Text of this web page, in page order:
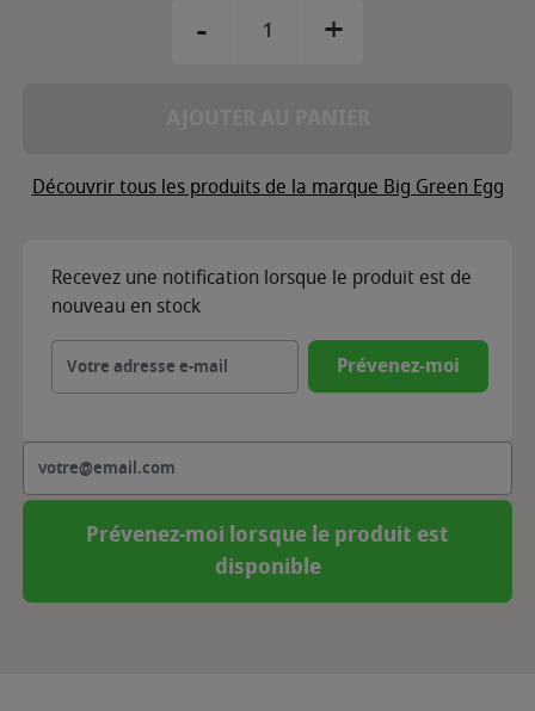
- +
Découvrir tous les produits de la marque Big Green Egg
Recevez une notification lorsque le produit est de
nouveau en stock
Prévenez-moi
Prévenez-moi lorsque le produit est
disponible